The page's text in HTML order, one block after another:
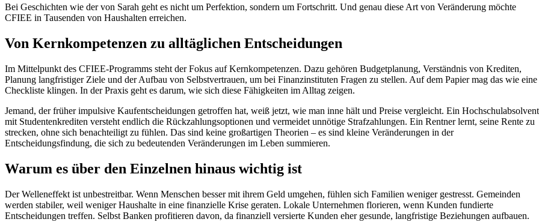
Bei Geschichten wie der von Sarah geht es nicht um Perfektion, sondern um Fortschritt. Und genau diese Art von Veränderung möchte
CFIEE in Tausenden von Haushalten erreichen.
Von Kernkompetenzen zu alltäglichen Entscheidungen
Im Mittelpunkt des CFIEE-Programms steht der Fokus auf Kernkompetenzen. Dazu gehören Budgetplanung, Verständnis von Krediten,
Planung langfristiger Ziele und der Aufbau von Selbstvertrauen, um bei Finanzinstituten Fragen zu stellen. Auf dem Papier mag das wie eine
Checkliste klingen. In der Praxis geht es darum, wie sich diese Fähigkeiten im Alltag zeigen.
Jemand, der früher impulsive Kaufentscheidungen getroffen hat, weiß jetzt, wie man inne hält und Preise vergleicht. Ein Hochschulabsolvent
mit Studentenkrediten versteht endlich die Rückzahlungsoptionen und vermeidet unnötige Strafzahlungen. Ein Rentner lernt, seine Rente zu
strecken, ohne sich benachteiligt zu fühlen. Das sind keine großartigen Theorien – es sind kleine Veränderungen in der
Entscheidungsfindung, die sich zu bedeutenden Veränderungen im Leben summieren.
Warum es über den Einzelnen hinaus wichtig ist
Der Welleneffekt ist unbestreitbar. Wenn Menschen besser mit ihrem Geld umgehen, fühlen sich Familien weniger gestresst. Gemeinden
werden stabiler, weil weniger Haushalte in eine finanzielle Krise geraten. Lokale Unternehmen florieren, wenn Kunden fundierte
Entscheidungen treffen. Selbst Banken profitieren davon, da finanziell versierte Kunden eher gesunde, langfristige Beziehungen aufbauen.